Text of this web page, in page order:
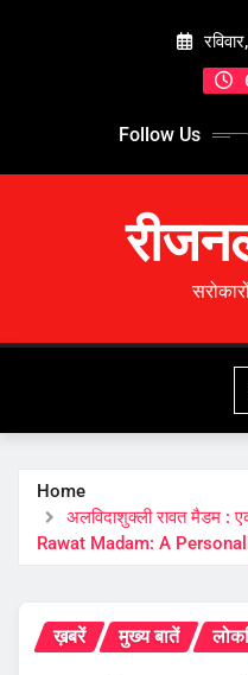
Follow Us
Home
अलविदाशुक्ली रावत मैडम
Rawat Madam: A
ख़बरें मुख्य बातें